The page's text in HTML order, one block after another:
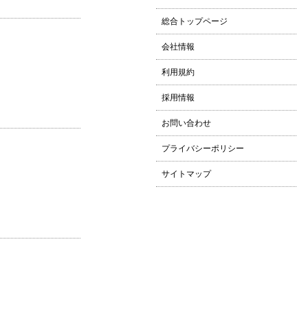
総合トップページ
会社情報
利用規約
採用情報
お問い合わせ
プライバシーポリシー
サイトマップ